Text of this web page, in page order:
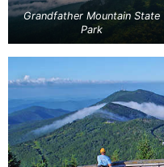
Grandfather Mountain State
Park